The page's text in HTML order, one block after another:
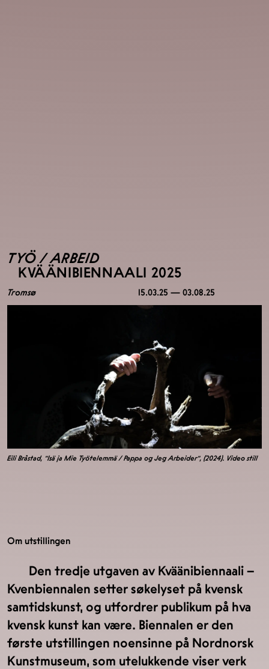
TYÖ / ARBEID
KVÄÄNIBIENNAALI 2025
Tromsø 15.03.25 — 03.08.25
Eili Bråstad, "Isä ja Mie Työtelemmä / Pappa og Jeg Arbeider", (2024). Video still
Om utstillingen
Den tredje utgaven av Kväänibiennaali –
Kvenbiennalen setter søkelyset på kvensk
samtidskunst, og utfordrer publikum på hva
kvensk kunst kan være. Biennalen er den
første utstillingen noensinne på Nordnorsk
Kunstmuseum, som utelukkende viser verk